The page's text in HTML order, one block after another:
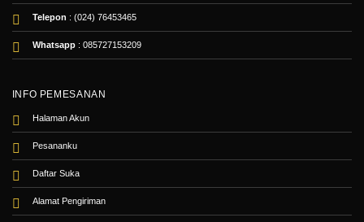
Telepon : (024) 76453465
Whatsapp: 085727153209
INFO PEMESANAN
Halaman Akun
Pesananku
Daftar Suka
Alamat Pengiriman